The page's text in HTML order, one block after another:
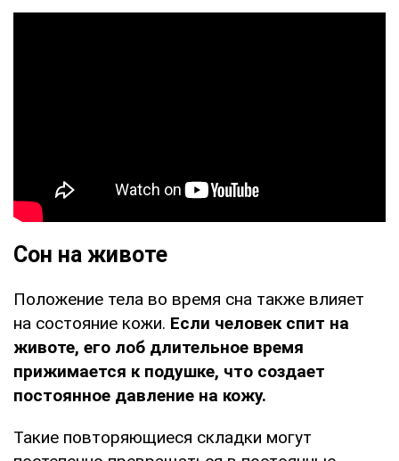
Сон на животе
Положение тела во время сна также влияет
на состояние кожи. Если человек спит на
животе, его лоб длительное время
прижимается к подушке, что создает
постоянное давление на кожу.
Такие повторяющиеся складки могут